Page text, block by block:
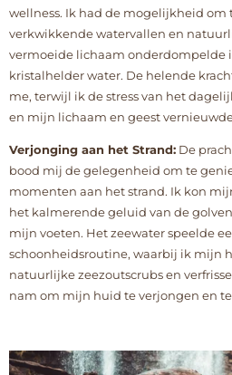
wellness. Ik had de mogelijkheid om
verkwikkende watervallen en
vermoeide lichaam onderdompelde
kristalhelder water. De helende
me, terwijl ik de stress van het
en mijn lichaam en geest
Verjonging aan het Strand: De
bood mij de gelegenheid om te
momenten aan het strand. Ik kon
het kalmerende geluid van de
mijn voeten. Het zeewater speelde
schoonheidsroutine, waarbij ik mijn
natuurlijke zeezoutscrubs en
nam om mijn huid te verjongen en